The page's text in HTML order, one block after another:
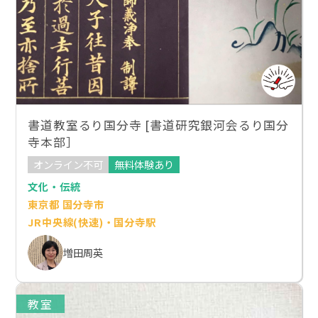
書道教室るり国分寺 [書道研究銀河会るり国分
寺本部］
オンライン不可
無料体験あり
文化・伝統
東京都 国分寺市
JR中央線(快速)・国分寺駅
増田周英
教室